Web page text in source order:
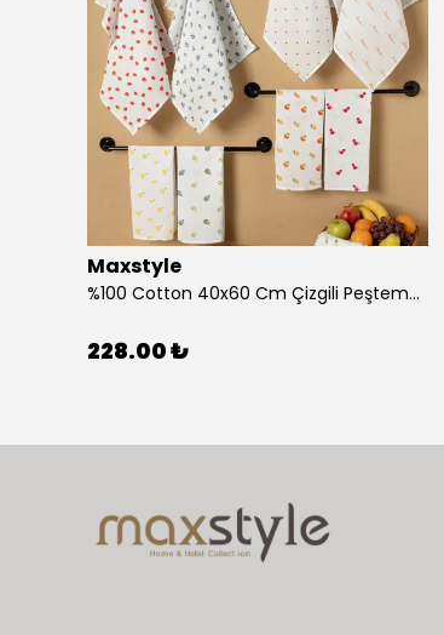
Maxstyle
%100 Cotton 40x60 Cm Çizgili Peştemal Kurulama Bezi 2 Li Set
228.00 ₺